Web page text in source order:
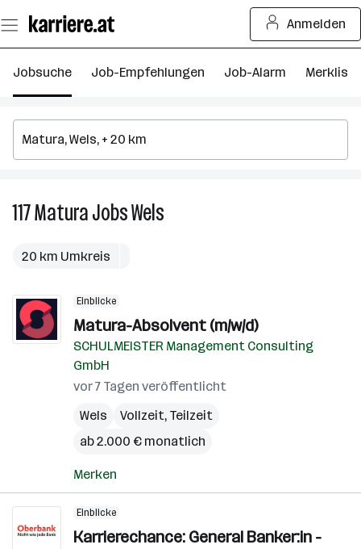
Seiteninhalt
springen
Anmelden
Jobsuche Job-Empfehlungen Job-Alarm Merkliste
117MaturaJobsWels
20 km Umkreis
Einblicke
Matura-Absolvent (m/w/d)
SCHULMEISTER Management Consulting
GmbH
vor 7 Tagen veröffentlicht
Wels
Vollzeit, Teilzeit
ab 2.000 € monatlich
Merken
Einblicke
Karrierechance: General Banker:in -